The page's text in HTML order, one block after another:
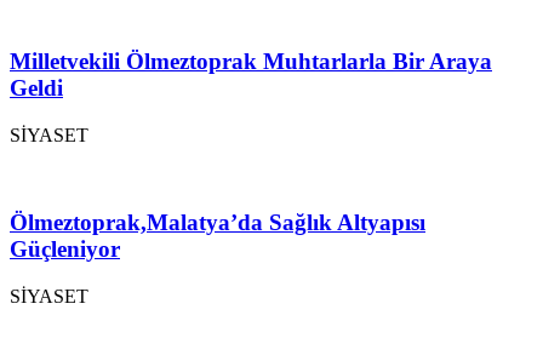
Milletvekili Ölmeztoprak Muhtarlarla Bir Araya
Geldi
SİYASET
Ölmeztoprak,Malatya’da Sağlık Altyapısı
Güçleniyor
SİYASET